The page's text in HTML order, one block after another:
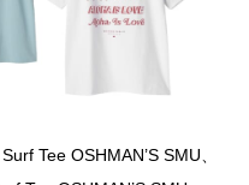
Tee OSHMAN’S SMU、